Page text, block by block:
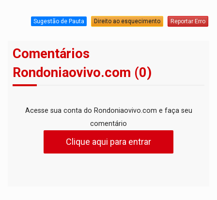
Sugestão de Pauta Direito ao esquecimento Reportar Erro
Comentários
Rondoniaovivo.com (0)
Acesse sua conta do Rondoniaovivo.com e faça seu
comentário
Clique aqui para entrar